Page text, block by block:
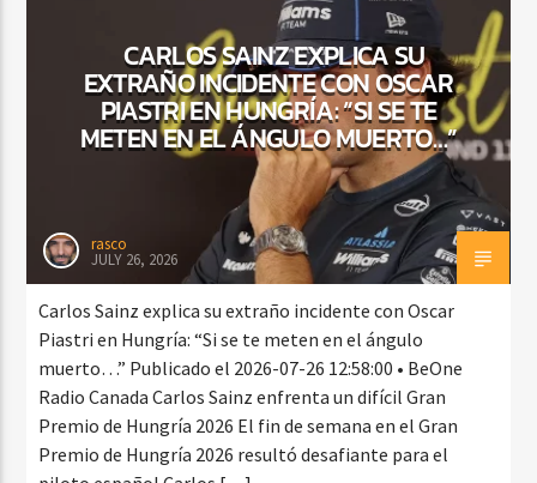
CURRENT SHOW
FIESTA DJ MIX
12:00 AM
CARLOS SAINZ EXPLICA SU
EXTRAÑO INCIDENTE CON OSCAR
PIASTRI EN HUNGRÍA: “SI SE TE
METEN EN EL ÁNGULO MUERTO…”
rasco
JULY 26, 2026
Carlos Sainz explica su extraño incidente con Oscar
Piastri en Hungría: “Si se te meten en el ángulo
muerto…” Publicado el 2026-07-26 12:58:00 • BeOne
Radio Canada Carlos Sainz enfrenta un difícil Gran
Premio de Hungría 2026 El fin de semana en el Gran
Premio de Hungría 2026 resultó desafiante para el